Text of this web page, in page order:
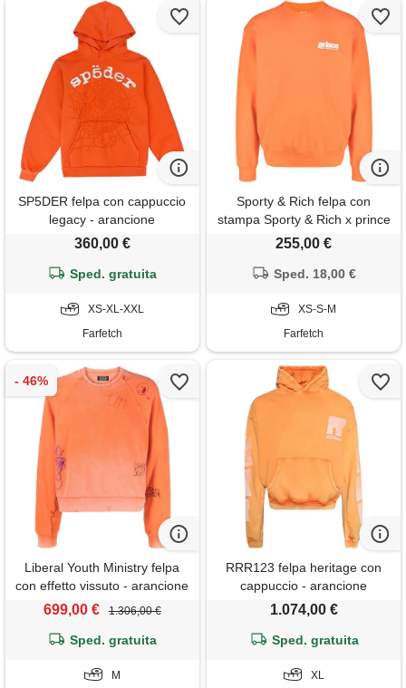
SP5DER felpa con cappuccio
legacy - arancione
360,00 €
Sped. gratuita
XS-XL-XXL
Farfetch
Sporty & Rich felpa con
stampa Sporty & Rich x prince
- arancione
255,00 €
Sped. 18,00 €
XS-S-M
Farfetch
Liberal Youth Ministry felpa
con effetto vissuto - arancione
699,00 € 1.306,00 €
Sped. gratuita
M
RRR123 felpa heritage con
cappuccio - arancione
1.074,00 €
Sped. gratuita
XL